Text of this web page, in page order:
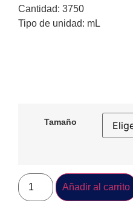
Cantidad: 3750
Tipo de unidad: mL
Tamaño
Añadir al carrito